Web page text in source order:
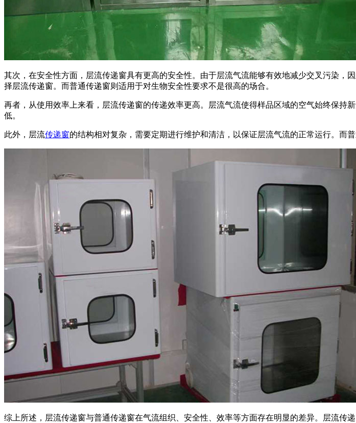
其次，在安全性方面，层流传递窗具有更高的安全性。由于层流气流能够有效地减少交叉污染
择层流传递窗。而普通传递窗则适用于对生物安全性要求不是很高的场合。
再者，从使用效率上来看，层流传递窗的传递效率更高。层流气流使得样品区域的空气始终保
低。
此外，层流传递窗的结构相对复杂，需要定期进行维护和清洁，以保证层流气流的正常运行。而
综上所述，层流传递窗与普通传递窗在气流组织、安全性、效率等方面存在明显的差异。层流